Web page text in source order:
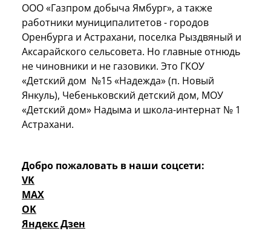
ООО «Газпром добыча Ямбург», а также
работники муниципалитетов - городов
Оренбурга и Астрахани, поселка Рыздвяный и
Аксарайского сельсовета. Но главные отнюдь
не чиновники и не газовики. Это ГКОУ
«Детский дом №15 «Надежда» (п. Новый
Янкуль), Чебеньковский детский дом, МОУ
«Детский дом» Надыма и школа-интернат № 1
Астрахани.
Добро пожаловать в наши соцсети:
VK
MAX
OK
Яндекс Дзен